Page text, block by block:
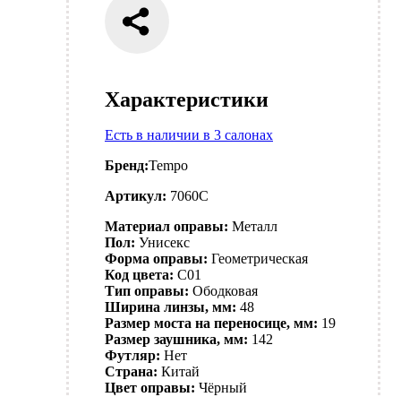
Характеристики
Есть в наличии в 3 салонах
Бренд:Tempo
Артикул: 7060C
Материал оправы: Металл
Пол: Унисекс
Форма оправы: Геометрическая
Код цвета: C01
Тип оправы: Ободковая
Ширина линзы, мм: 48
Размер моста на переносице, мм: 19
Размер заушника, мм: 142
Футляр: Нет
Страна: Китай
Цвет оправы: Чёрный